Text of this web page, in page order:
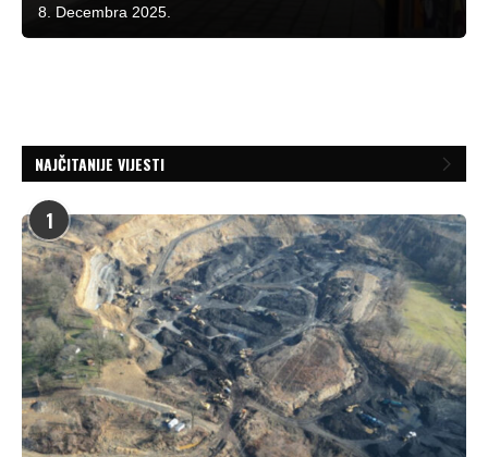
8. Decembra 2025.
NAJČITANIJE VIJESTI
1